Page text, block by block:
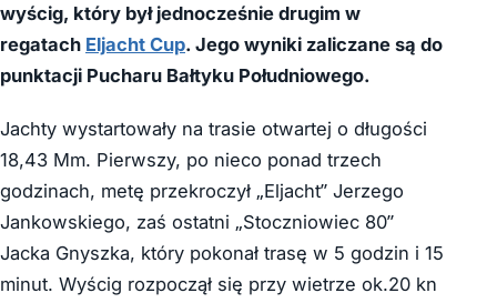
wyścig, który był jednocześnie drugim w
regatach Eljacht Cup. Jego wyniki zaliczane są do
punktacji Pucharu Bałtyku Południowego.
Jachty wystartowały na trasie otwartej o długości
18,43 Mm. Pierwszy, po nieco ponad trzech
godzinach, metę przekroczył „Eljacht” Jerzego
Jankowskiego, zaś ostatni „Stoczniowiec 80”
Jacka Gnyszka, który pokonał trasę w 5 godzin i 15
minut. Wyścig rozpoczął się przy wietrze ok.20 kn